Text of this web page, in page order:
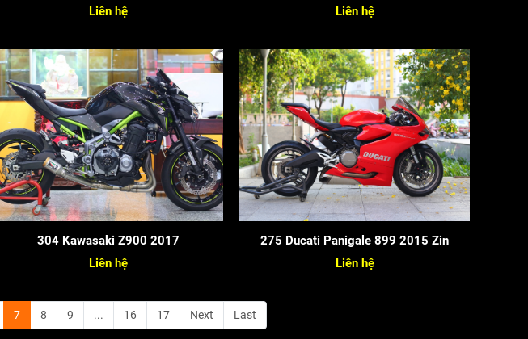
Liên hệ
Liên hệ
304 Kawasaki Z900 2017
Liên hệ
275 Ducati Panigale 899 2015 Zin
Liên hệ
7 8 9 ... 16 17 Next Last